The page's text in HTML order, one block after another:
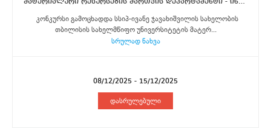
მატერიალური რესურსების მართვის დეპარტამენტი - ინფრასტრუქტურის განვითარების განყოფილების მთავრი სპეციალისტი (შტატგარეშე)
კონკურსი გამოცხადდა სსიპ-ივანე ჯავახიშვილის სახელობის
თბილისის სახელმწიფო უნივერსიტეტის მატერ...
სრულად ნახვა
08/12/2025 - 15/12/2025
დასრულებული